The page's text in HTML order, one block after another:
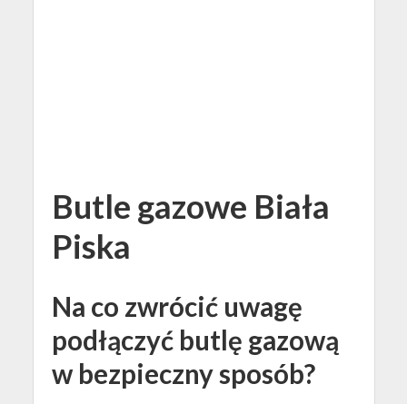
Butle gazowe Biała
Piska
Na co zwrócić uwagę
podłączyć butlę gazową
w bezpieczny sposób?